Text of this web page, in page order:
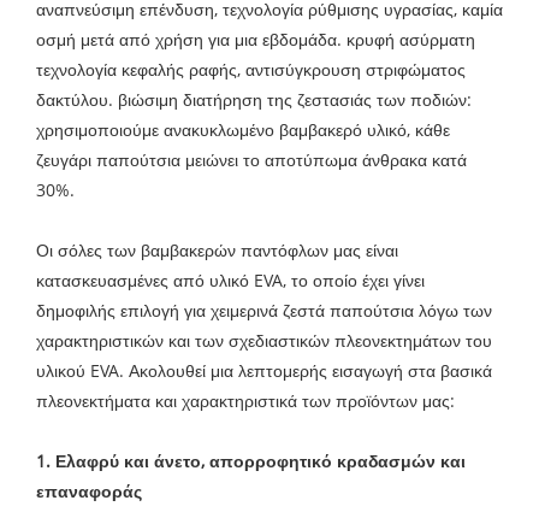
αναπνεύσιμη επένδυση, τεχνολογία ρύθμισης υγρασίας, καμία
οσμή μετά από χρήση για μια εβδομάδα. κρυφή ασύρματη
τεχνολογία κεφαλής ραφής, αντισύγκρουση στριφώματος
δακτύλου. βιώσιμη διατήρηση της ζεστασιάς των ποδιών:
χρησιμοποιούμε ανακυκλωμένο βαμβακερό υλικό, κάθε
ζευγάρι παπούτσια μειώνει το αποτύπωμα άνθρακα κατά
30%.
Οι σόλες των βαμβακερών παντόφλων μας είναι
κατασκευασμένες από υλικό EVA, το οποίο έχει γίνει
δημοφιλής επιλογή για χειμερινά ζεστά παπούτσια λόγω των
χαρακτηριστικών και των σχεδιαστικών πλεονεκτημάτων του
υλικού EVA. Ακολουθεί μια λεπτομερής εισαγωγή στα βασικά
πλεονεκτήματα και χαρακτηριστικά των προϊόντων μας:
1. Ελαφρύ και άνετο, απορροφητικό κραδασμών και
επαναφοράς